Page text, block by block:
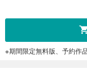
※期間限定無料版、予約作